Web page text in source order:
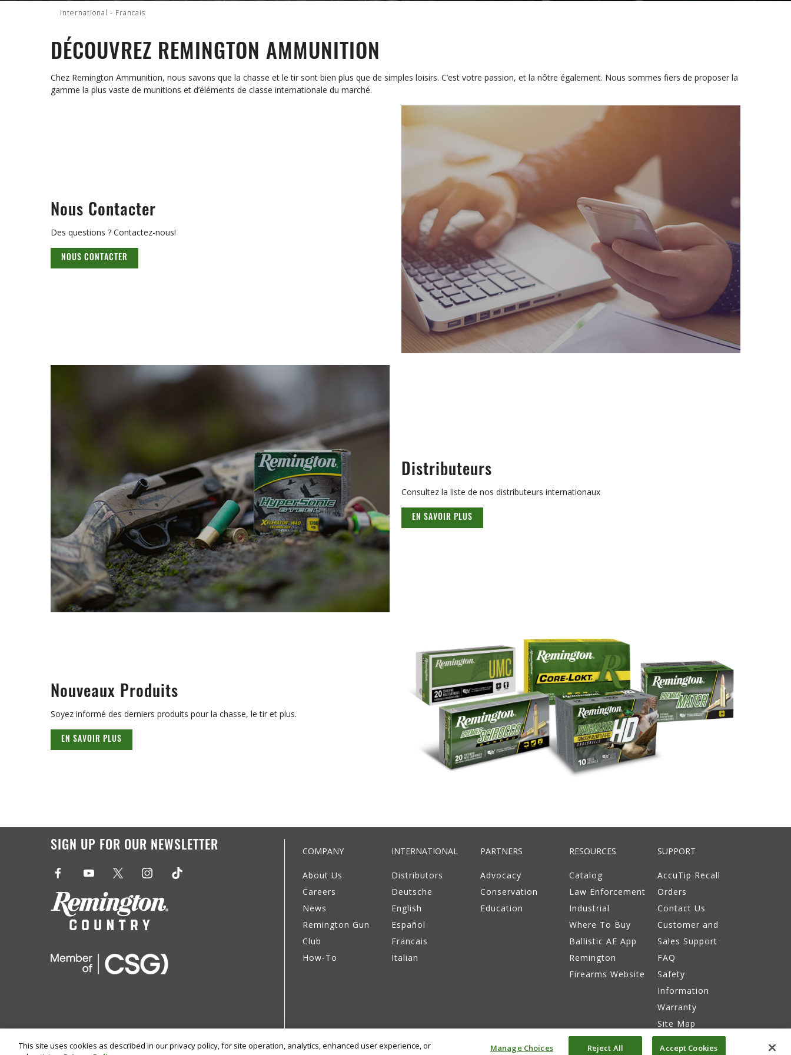
International - Francais
DÉCOUVREZ REMINGTON AMMUNITION
Chez Remington Ammunition, nous savons que la chasse et le tir sont bien plus que de simples loisirs. C’est votre passion, et la nôtre également. Nous sommes fiers de proposer la
gamme la plus vaste de munitions et d’éléments de classe internationale du marché.
Nous Contacter
Des questions ? Contactez-nous!
NOUS CONTACTER
Distributeurs
Consultez la liste de nos distributeurs internationaux
EN SAVOIR PLUS
Nouveaux Produits
Soyez informé des derniers produits pour la chasse, le tir et plus.
EN SAVOIR PLUS
SIGN UP FOR OUR NEWSLETTER COMPANY
About Us
Careers
News
Remington Gun
Club
How-To
INTERNATIONAL
Distributors
Deutsche
English
Español
Francais
Italian
PARTNERS
Advocacy
Conservation
Education
RESOURCES
Catalog
Law Enforcement
Industrial
Where To Buy
Ballistic AE App
Remington
Firearms Website
SUPPORT
AccuTip Recall
Orders
Contact Us
Customer and
Sales Support
FAQ
Safety
Information
Warranty
Site Map
This site uses cookies as described in our privacy policy, for site operation, analytics, enhanced user experience, or
Manage Choices Reject All Accept Cookies